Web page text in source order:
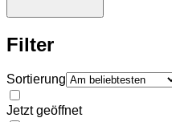
Filter
Sortierung
Jetzt geöffnet